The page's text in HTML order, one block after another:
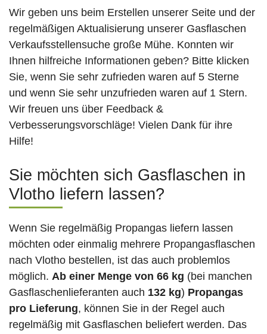
Wir geben uns beim Erstellen unserer Seite und der
regelmäßigen Aktualisierung unserer Gasflaschen
Verkaufsstellensuche große Mühe. Konnten wir
Ihnen hilfreiche Informationen geben? Bitte klicken
Sie, wenn Sie sehr zufrieden waren auf 5 Sterne
und wenn Sie sehr unzufrieden waren auf 1 Stern.
Wir freuen uns über Feedback &
Verbesserungsvorschläge! Vielen Dank für ihre
Hilfe!
Sie möchten sich Gasflaschen in
Vlotho liefern lassen?
Wenn Sie regelmäßig Propangas liefern lassen
möchten oder einmalig mehrere Propangasflaschen
nach Vlotho bestellen, ist das auch problemlos
möglich. Ab einer Menge von 66 kg (bei manchen
Gasflaschenlieferanten auch 132 kg) Propangas
pro Lieferung, können Sie in der Regel auch
regelmäßig mit Gasflaschen beliefert werden. Das